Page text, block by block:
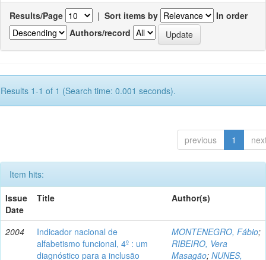
Results/Page | Sort items by
In order
Authors/record
Results 1-1 of 1 (Search time: 0.001 seconds).
previous 1
Item hits:
Issue
Date
Title Author(s)
2004
Indicador nacional de
alfabetismo funcional, 4º : um
diagnóstico para a inclusão
MONTENEGRO, Fábio;
RIBEIRO, Vera
Masagão; NUNES,